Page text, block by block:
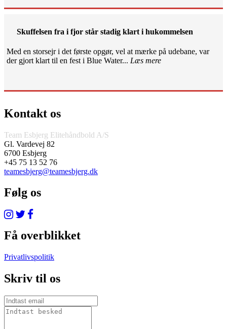
Skuffelsen fra i fjor står stadig klart i hukommelsen
Med en storsejr i det første opgør, vel at mærke på udebane, var
der gjort klart til en fest i Blue Water... Læs mere
Kontakt os
Team Esbjerg Elitehåndbold A/S
Gl. Vardevej 82
6700 Esbjerg
+45 75 13 52 76
teamesbjerg@teamesbjerg.dk
Følg os
Få overblikket
Privatlivspolitik
Skriv til os